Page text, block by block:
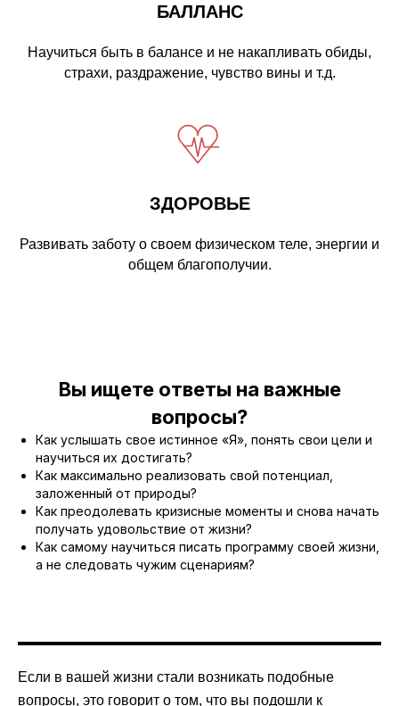
БАЛЛАНС
Научиться быть в балансе и не накапливать обиды,
страхи, раздражение, чувство вины и т.д.
ЗДОРОВЬЕ
Развивать заботу о своем физическом теле, энергии и
общем благополучии.
Вы ищете ответы на важные
вопросы?
Как услышать свое истинное «Я», понять свои цели и
научиться их достигать?
Как максимально реализовать свой потенциал,
заложенный от природы?
Как преодолевать кризисные моменты и снова начать
получать удовольствие от жизни?
Как самому научиться писать программу своей жизни,
а не следовать чужим сценариям?
Если в вашей жизни стали возникать подобные
вопросы, это говорит о том, что вы подошли к